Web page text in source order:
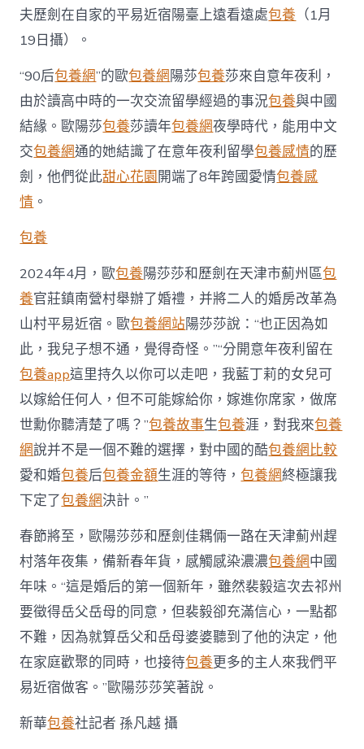
夫歷劍在自家的平易近宿陽臺上遠看遠處包養 （1月
19日攝）。
“90后包養網”的歐包養網陽莎包養莎來自意年夜利，
由於讀高中時的一次交流留學經過的事況包養與中國
結緣。歐陽莎包養莎讀年包養網夜學時代，能用中文
交包養網通的她結識了在意年夜利留學包養感情的歷
劍，他們從此甜心花園開端了8年跨國愛情包養感
情 。
包養
2024年4月，歐包養陽莎莎和歷劍在天津市薊州區包
養官莊鎮南營村舉辦了婚禮，并將二人的婚房改革為
山村平易近宿。歐包養網站陽莎莎說：“也正因為如
此，我兒子想不通，覺得奇怪。”“分開意年夜利留在
包養app這里持久以你可以走吧，我藍丁莉的女兒可
以嫁給任何人，但不可能嫁給你，嫁進你席家，做席
世勳你聽清楚了嗎？”包養故事生包養涯，對我來包養
網說并不是一個不難的選擇，對中國的酷包養網比較
愛和婚包養后包養金額生涯的等待，包養網終極讓我
下定了包養網決計。”
春節將至，歐陽莎莎和歷劍佳耦倆一路在天津薊州趕
村落年夜集，備新春年貨，感觸感染濃濃包養網中國
年味。“這是婚后的第一個新年，雖然裴毅這次去祁州
要徵得岳父岳母的同意，但裴毅卻充滿信心，一點都
不難，因為就算岳父和岳母婆婆聽到了他的決定，他
在家庭歡聚的同時，也接待包養更多的主人來我們平
易近宿做客。”歐陽莎莎笑著說。
新華包養社記者 孫凡越 攝